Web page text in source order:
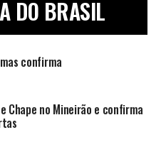
DO BRASIL
confirma
Chape no Mineirão e confirma